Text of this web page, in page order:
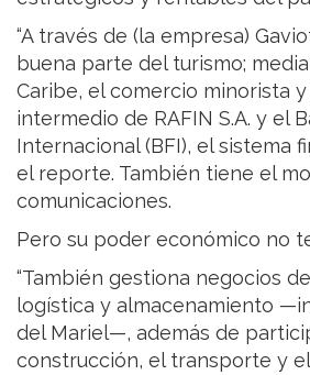
“A través de (la empresa)
buena parte del turismo;
Caribe, el comercio minorista
intermedio de RAFIN S.A. y el
Internacional (BFI), el sistema
el reporte. También tiene el
comunicaciones.
Pero su poder económico no
“También gestiona negocios
logística y almacenamiento
del Mariel—, además de
construcción, el transporte y